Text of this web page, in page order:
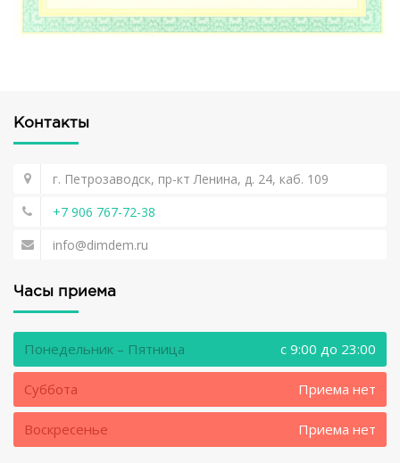
Контакты
г. Петрозаводск, пр-кт Ленина, д. 24, каб. 109
+7 906 767-72-38
info@dimdem.ru
Часы приема
Понедельник – Пятница c 9:00 до 23:00
Суббота Приема нет
Воскресенье Приема нет